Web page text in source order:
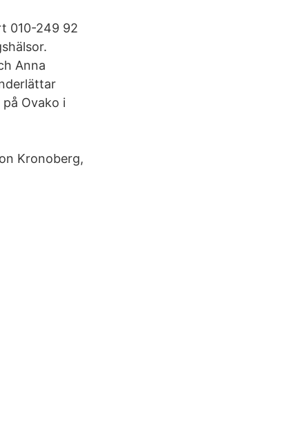
010-249 92
Anna
Ovako i
Kronoberg,